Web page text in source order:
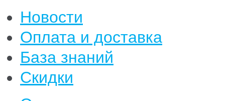
Новости
Оплата и доставка
База знаний
Скидки